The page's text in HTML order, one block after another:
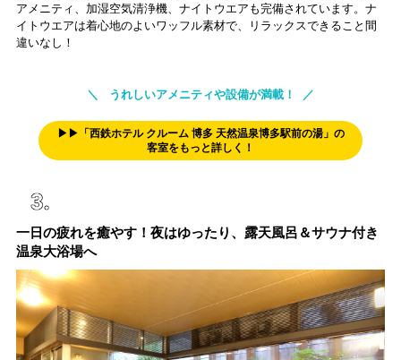
アメニティ、加湿空気清浄機、ナイトウエアも完備されています。ナ
イトウエアは着心地のよいワッフル素材で、リラックスできること間
違いなし！
＼ うれしいアメニティや設備が満載！ ／
▶▶「西鉄ホテル クルーム 博多 天然温泉博多駅前の湯」の
客室をもっと詳しく！
一日の疲れを癒やす！夜はゆったり、露天風呂＆サウナ付き
温泉大浴場へ